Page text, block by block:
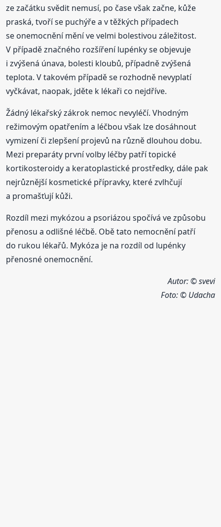
ze začátku svědit nemusí, po čase však začne, kůže
praská, tvoří se puchýře a v těžkých případech
se onemocnění mění ve velmi bolestivou záležitost.
V případě značného rozšíření lupénky se objevuje
i zvýšená únava, bolesti kloubů, případně zvýšená
teplota. V takovém případě se rozhodně nevyplatí
vyčkávat, naopak, jděte k lékaři co nejdříve.
Žádný lékařský zákrok nemoc nevyléčí. Vhodným
režimovým opatřením a léčbou však lze dosáhnout
vymizení či zlepšení projevů na různě dlouhou dobu.
Mezi preparáty první volby léčby patří topické
kortikosteroidy a keratoplastické prostředky, dále pak
nejrůznější kosmetické přípravky, které zvlhčují
a promašťují kůži.
Rozdíl mezi mykózou a psoriázou spočívá ve způsobu
přenosu a odlišné léčbě. Obě tato nemocnění patří
do rukou lékařů. Mykóza je na rozdíl od lupénky
přenosné onemocnění.
Autor: © svevi
Foto:© Udacha